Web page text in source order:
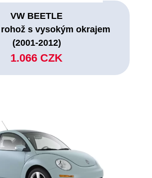
VW BEETLE
s vysokým okrajem
(2001-2012)
1.066 CZK